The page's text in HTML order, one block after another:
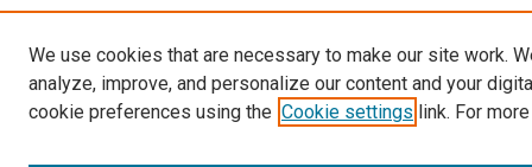
We use cookies that are necessary to make our site work.
analyze, improve, and personalize our content and your
cookie preferences using the Cookie settings link. For